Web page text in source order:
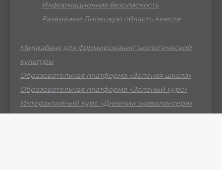
Информационная безопасность
Развиваем Липецкую область вместе
Медиабанк для формирования экологической
культуры
Образовательная платформа «Зеленая школа»
Образовательная платформа «Зеленый курс»
Интерактивный курс «Дневник эковолонтера»